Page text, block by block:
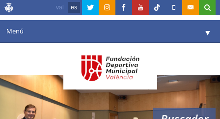
val es
Menú ▼
Agenda
Instalaciones ▼